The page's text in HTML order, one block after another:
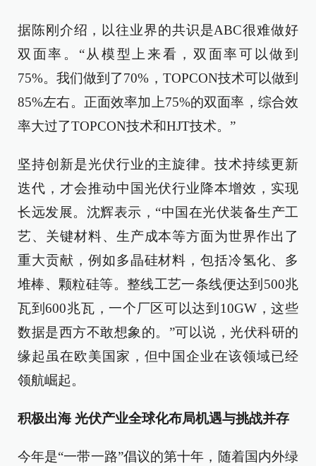
据陈刚介绍，以往业界的共识是ABC很难做好
双面率。“从模型上来看，双面率可以做到
75%。我们做到了70%，TOPCON技术可以做到
85%左右。正面效率加上75%的双面率，综合效
率大过了TOPCON技术和HJT技术。”
坚持创新是光伏行业的主旋律。技术持续更新
迭代，才会推动中国光伏行业降本增效，实现
长远发展。沈辉表示，“中国在光伏装备生产工
艺、关键材料、生产成本等方面为世界作出了
重大贡献，例如多晶硅材料，包括冷氢化、多
堆棒、颗粒硅等。整线工艺一条线便达到500兆
瓦到600兆瓦，一个厂区可以达到10GW，这些
数据是西方不敢想象的。”可以说，光伏科研的
缘起虽在欧美国家，但中国企业在该领域已经
领航崛起。
积极出海 光伏产业全球化布局机遇与挑战并存
今年是“一带一路”倡议的第十年，随着国内外绿